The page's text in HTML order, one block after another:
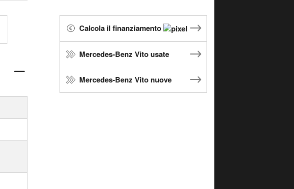
Calcola il finanziamento
Mercedes-Benz Vito usate
Mercedes-Benz Vito nuove